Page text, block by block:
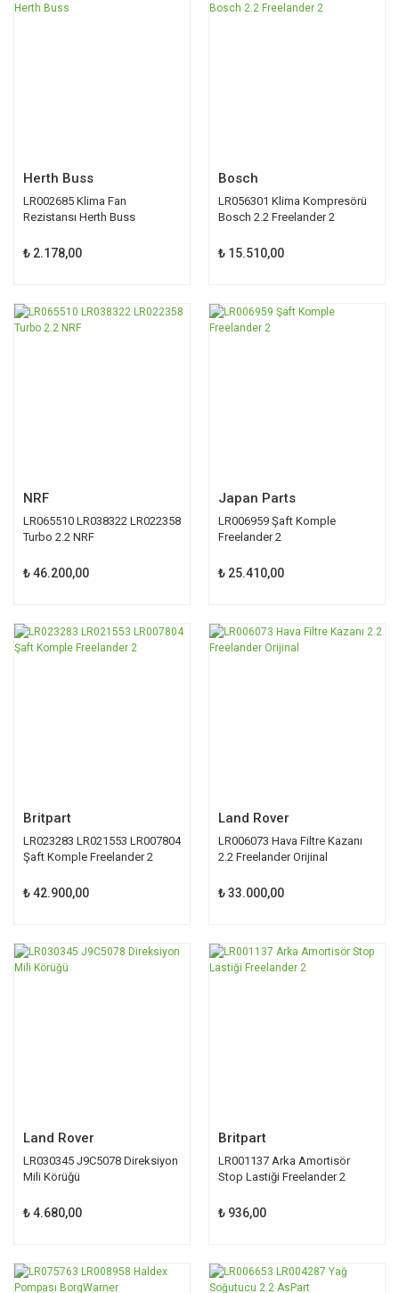
Herth Buss
LR002685 Klima Fan
Rezistansı Herth Buss
₺ 2.178,00
Bosch
LR056301 Klima Kompresörü
Bosch 2.2 Freelander 2
₺ 15.510,00
NRF
LR065510 LR038322 LR022358
Turbo 2.2 NRF
₺ 46.200,00
Japan Parts
LR006959 Şaft Komple
Freelander 2
₺ 25.410,00
Britpart
LR023283 LR021553 LR007804
Şaft Komple Freelander 2
₺ 42.900,00
Land Rover
LR006073 Hava Filtre Kazanı
2.2 Freelander Orijinal
₺ 33.000,00
Land Rover
LR030345 J9C5078 Direksiyon
Mili Körüğü
₺ 4.680,00
Britpart
LR001137 Arka Amortisör
Stop Lastiği Freelander 2
₺ 936,00